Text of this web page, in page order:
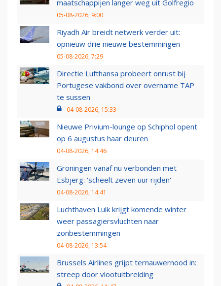
maatschappijen langer weg uit Golfregio
05-08-2026, 9:00
Riyadh Air breidt netwerk verder uit:
opnieuw drie nieuwe bestemmingen
05-08-2026, 7:29
Directie Lufthansa probeert onrust bij
Portugese vakbond over overname TAP
te sussen
04-08-2026, 15:33
Nieuwe Privium-lounge op Schiphol opent
op 6 augustus haar deuren
04-08-2026, 14:46
Groningen vanaf nu verbonden met
Esbjerg: 'scheelt zeven uur rijden'
04-08-2026, 14:41
Luchthaven Luik krijgt komende winter
weer passagiersvluchten naar
zonbestemmingen
04-08-2026, 13:54
Brussels Airlines grijpt ternauwernood in:
streep door vlootuitbreiding